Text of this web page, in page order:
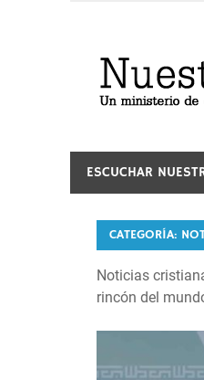
contenido
ESCUCHAR
CATEGORÍA:
Noticias
rincón del